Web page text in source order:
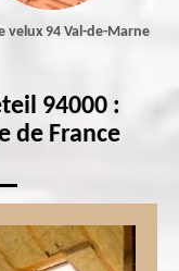
velux 94 Val-de-Marne
94000 :
de France